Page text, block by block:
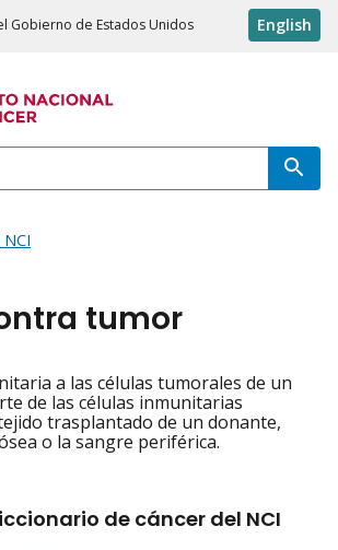
Gobierno de Estados Unidos English
tumor
a las células tumorales de un
de las células inmunitarias
trasplantado de un donante,
o la sangre periférica.
de cáncer del NCI